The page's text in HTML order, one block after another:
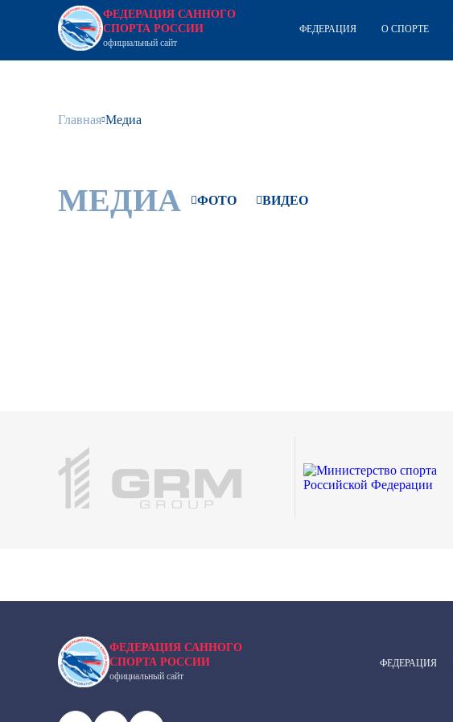
ФЕДЕРАЦИЯ САННОГО
СПОРТА РОССИИ
официальный сайт
ФЕДЕРАЦИЯ О СПОРТЕ
Главная Медиа
МЕДИА ФОТО ВИДЕО
ФЕДЕРАЦИЯ САННОГО
СПОРТА РОССИИ
официальный сайт
ФЕДЕРАЦИЯ